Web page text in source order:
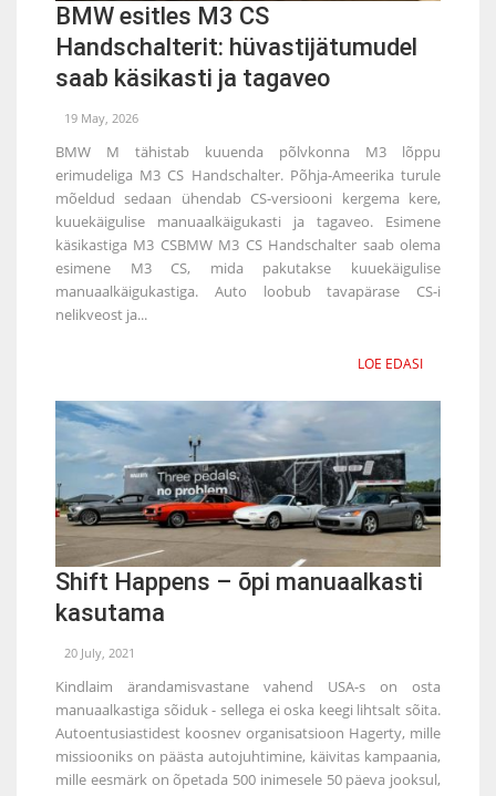
BMW esitles M3 CS
Handschalterit: hüvastijätumudel
saab käsikasti ja tagaveo
19 May, 2026
BMW M tähistab kuuenda põlvkonna M3 lõppu
erimudeliga M3 CS Handschalter. Põhja-Ameerika turule
mõeldud sedaan ühendab CS-versiooni kergema kere,
kuuekäigulise manuaalkäigukasti ja tagaveo. Esimene
käsikastiga M3 CSBMW M3 CS Handschalter saab olema
esimene M3 CS, mida pakutakse kuuekäigulise
manuaalkäigukastiga. Auto loobub tavapärase CS-i
nelikveost ja...
LOE EDASI
Shift Happens – õpi manuaalkasti
kasutama
20 July, 2021
Kindlaim ärandamisvastane vahend USA-s on osta
manuaalkastiga sõiduk - sellega ei oska keegi lihtsalt sõita.
Autoentusiastidest koosnev organisatsioon Hagerty, mille
missiooniks on päästa autojuhtimine, käivitas kampaania,
mille eesmärk on õpetada 500 inimesele 50 päeva jooksul,